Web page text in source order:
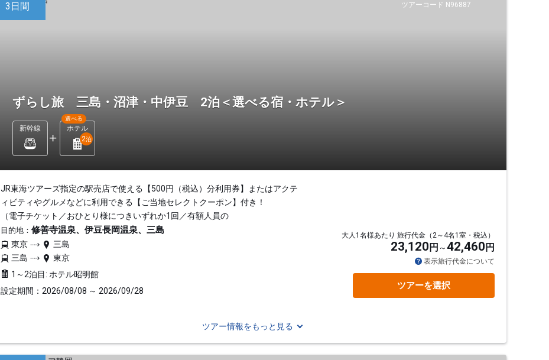
ツアーコード N96887
3日間
ずらし旅 三島・沼津・中伊豆 2泊＜選べる宿・ホテル＞
新幹線 ホテル
選べる
2泊
JR東海ツアーズ指定の駅売店で使える【500円（税込）分利用券】またはアクテ
ィビティやグルメなどに利用できる【ご当地セレクトクーポン】付き！
（電子チケット／おひとり様につきいずれか1回／有額人員の
目的地： 修善寺温泉、伊豆長岡温泉、三島
東京
三島
三島
東京
1～2泊目: ホテル昭明館
設定期間：2026/08/08 ～ 2026/09/28
大人1名様あたり 旅行代金（2～4名1室・税込）
23,120 円 42,460 円
表示旅行代金について
ツアーを選択
ツアー情報をもっと見る